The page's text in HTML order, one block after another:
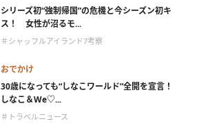
シリーズ初“強制帰国”の危機と今シーズン初キ
ス！ 女性が沼るモ...
＃シャッフルアイランド7考察
おでかけ
30歳になっても“しなこワールド”全開を宣言！
しなこ＆We♡...
＃トラベルニュース